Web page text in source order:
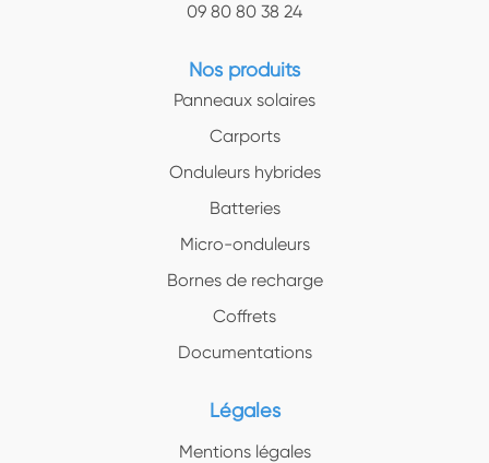
09 80 80 38 24
Nos produits
Panneaux solaires
Carports
Onduleurs hybrides
Batteries
Micro-onduleurs
Bornes de recharge
Coffrets
Documentations
Légales
Mentions légales